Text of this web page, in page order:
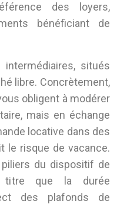
des loyers,
bénéficiant de
situés
libre. Concrètement,
obligent à modérer
mais en échange
locative dans des
le risque de vacance.
du dispositif de
titre que la durée
des plafonds de